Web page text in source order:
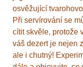
osvěžující
Při servírování se
cítit skvěle, protože
váš dezert je nejen
ale i chutný!